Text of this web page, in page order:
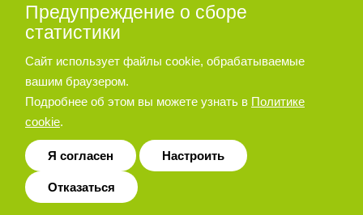
Диаметр
Предупреждение о сборе
статистики
Сайт использует файлы cookie, обрабатываемые
вашим браузером.
Подробнее об этом вы можете узнать в Политике
cookie.
Я согласен Настроить
Отказаться